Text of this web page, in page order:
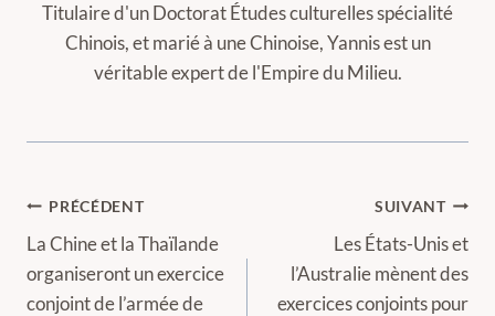
Titulaire d'un Doctorat Études culturelles spécialité
Chinois, et marié à une Chinoise, Yannis est un
véritable expert de l'Empire du Milieu.
Navigation
de
l’article
PRÉCÉDENT
La Chine et la Thaïlande
organiseront un exercice
conjoint de l’armée de
SUIVANT
Les États-Unis et
l’Australie mènent des
exercices conjoints pour